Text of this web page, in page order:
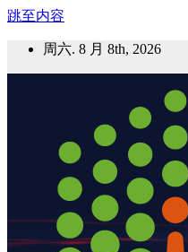
跳至内容
周六. 8 月 8th, 2026